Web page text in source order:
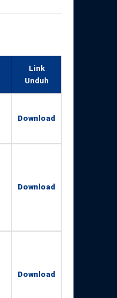
Link
Unduh
Download
Download
Download